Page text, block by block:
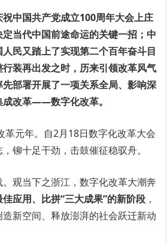
中国共产党成立100周年大会上庄
当代中国前途命运的关键一招；中
民又踏上了实现第二个百年奋斗目
装再出发之时，历来引领改革风气
部署开展了一项关系全局、影响深
改革——数字化改革。
革元年。自2月18日数字化改革大会
铆十足干劲，击鼓催征稳驭舟。
观当下之浙江，数字化改革大潮奔
应用、比拼“三大成果”的新阶段 ，
新空间、释放澎湃的社会跃迁新动